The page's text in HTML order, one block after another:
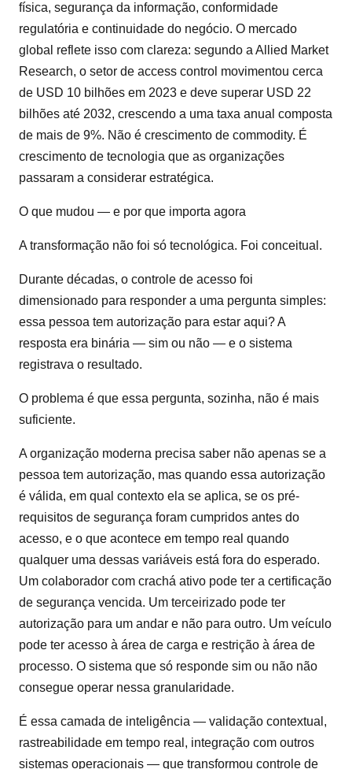
física, segurança da informação, conformidade
regulatória e continuidade do negócio. O mercado
global reflete isso com clareza: segundo a Allied Market
Research, o setor de access control movimentou cerca
de USD 10 bilhões em 2023 e deve superar USD 22
bilhões até 2032, crescendo a uma taxa anual composta
de mais de 9%. Não é crescimento de commodity. É
crescimento de tecnologia que as organizações
passaram a considerar estratégica.
O que mudou — e por que importa agora
A transformação não foi só tecnológica. Foi conceitual.
Durante décadas, o controle de acesso foi
dimensionado para responder a uma pergunta simples:
essa pessoa tem autorização para estar aqui? A
resposta era binária — sim ou não — e o sistema
registrava o resultado.
O problema é que essa pergunta, sozinha, não é mais
suficiente.
A organização moderna precisa saber não apenas se a
pessoa tem autorização, mas quando essa autorização
é válida, em qual contexto ela se aplica, se os pré-
requisitos de segurança foram cumpridos antes do
acesso, e o que acontece em tempo real quando
qualquer uma dessas variáveis está fora do esperado.
Um colaborador com crachá ativo pode ter a certificação
de segurança vencida. Um terceirizado pode ter
autorização para um andar e não para outro. Um veículo
pode ter acesso à área de carga e restrição à área de
processo. O sistema que só responde sim ou não não
consegue operar nessa granularidade.
É essa camada de inteligência — validação contextual,
rastreabilidade em tempo real, integração com outros
sistemas operacionais — que transformou controle de